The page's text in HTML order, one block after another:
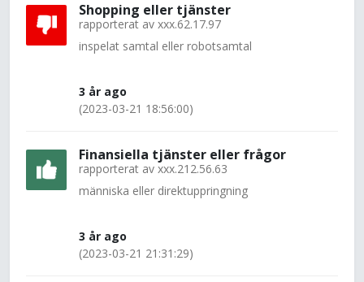
Shopping eller tjänster
rapporterat av xxx.62.17.97
inspelat samtal eller robotsamtal
3 år ago
(2023-03-21 18:56:00)
Finansiella tjänster eller frågor
rapporterat av xxx.212.56.63
människa eller direktuppringning
3 år ago
(2023-03-21 21:31:29)